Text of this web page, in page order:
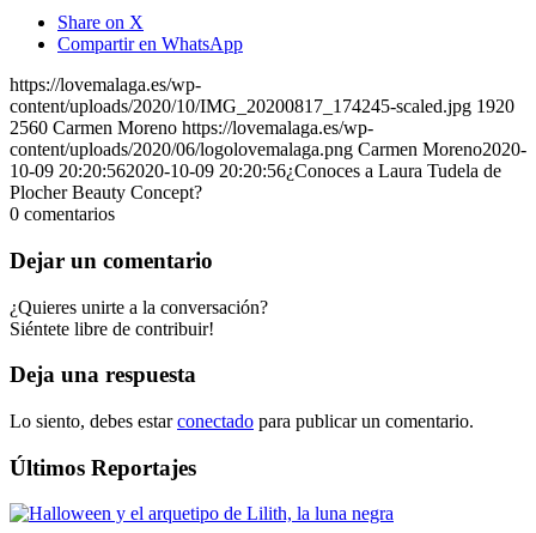
Share on X
Compartir en WhatsApp
https://lovemalaga.es/wp-
content/uploads/2020/10/IMG_20200817_174245-scaled.jpg 1920
2560 Carmen Moreno https://lovemalaga.es/wp-
content/uploads/2020/06/logolovemalaga.png Carmen Moreno2020-
10-09 20:20:562020-10-09 20:20:56¿Conoces a Laura Tudela de
Plocher Beauty Concept?
0 comentarios
Dejar un comentario
¿Quieres unirte a la conversación?
Siéntete libre de contribuir!
Deja una respuesta
Lo siento, debes estarconectado para publicar un comentario.
Últimos Reportajes